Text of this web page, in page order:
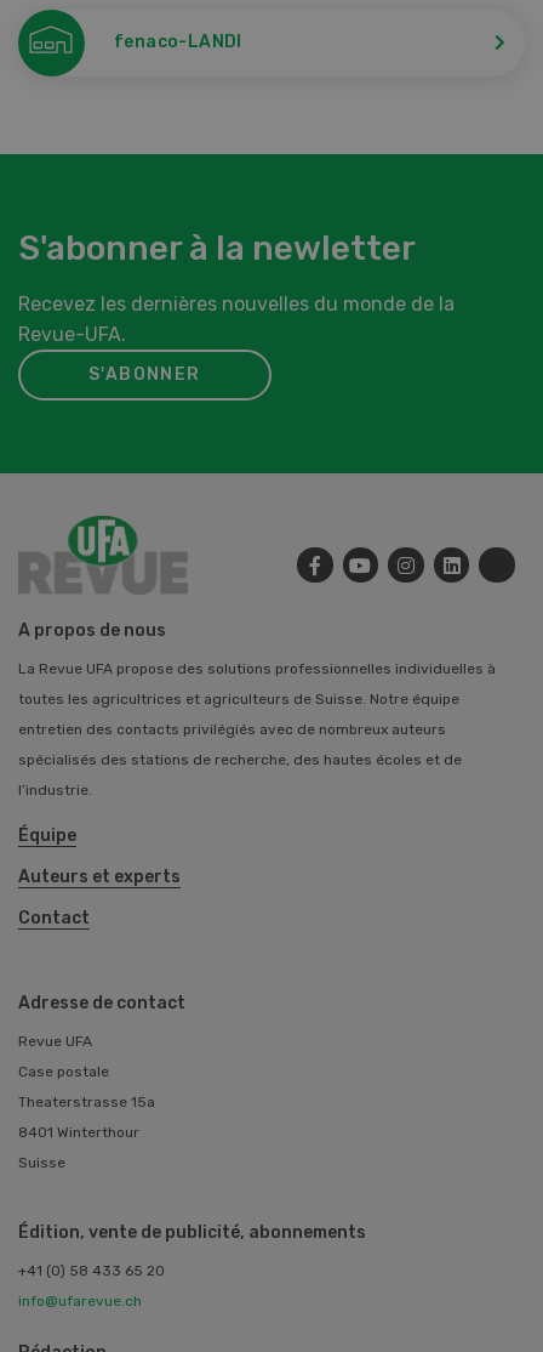
fenaco-LANDI
S'abonner à la newletter
Recevez les dernières nouvelles du monde de la
Revue-UFA.
S'ABONNER
A propos de nous
La Revue UFA propose des solutions professionnelles individuelles à
toutes les agricultrices et agriculteurs de Suisse. Notre équipe
entretien des contacts privilégiés avec de nombreux auteurs
spécialisés des stations de recherche, des hautes écoles et de
l’industrie.
Équipe
Auteurs et experts
Contact
Adresse de contact
Revue UFA
Case postale
Theaterstrasse 15a
8401 Winterthour
Suisse
Édition, vente de publicité, abonnements
+41 (0) 58 433 65 20
info@ufarevue.ch